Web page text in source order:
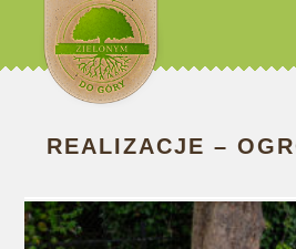
REALIZACJE –